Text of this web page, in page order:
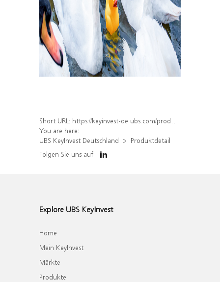
Short URL: https://keyinvest-de.ubs.com/produkt/detail/index/isin/DE000WA76HJ5
You are here:
UBS KeyInvest Deutschland
Produktdetail
Folgen Sie uns auf
Explore UBS KeyInvest
Home
Mein KeyInvest
Märkte
Produkte